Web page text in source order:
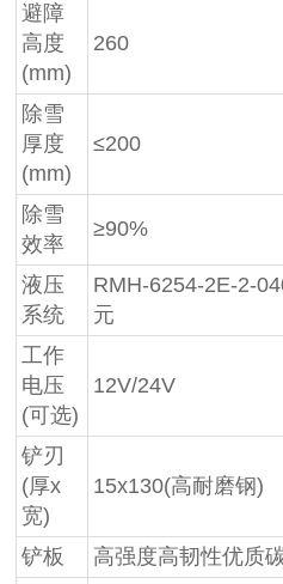
避障
高度
(mm)
260
除雪
厚度
(mm)
≤200
除雪
效率
≥90%
液压
系统
RMH-6254-2E-2-
元
工作
电压
(可选)
12V/24V
铲刃
(厚x
宽)
15x130(高耐磨钢)
铲板
高强度高韧性优质